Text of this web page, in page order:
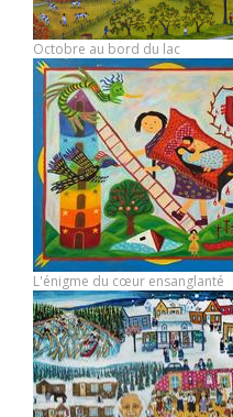
Octobre au bord du lac
L'énigme du cœur ensanglanté